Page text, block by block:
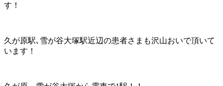
す！
久が原駅､雪が谷大塚駅近辺の患者さまも沢山おいで頂いて
います！